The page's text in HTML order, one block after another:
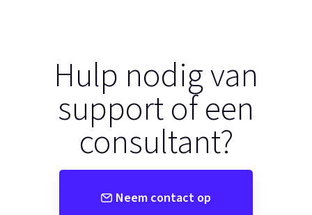
Hulp nodig van
support of een
consultant?
Neem contact op